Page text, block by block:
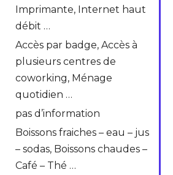
Imprimante, Internet haut
débit …
Accès par badge, Accès à
plusieurs centres de
coworking, Ménage
quotidien …
pas d’information
Boissons fraiches – eau – jus
– sodas, Boissons chaudes –
Café – Thé …